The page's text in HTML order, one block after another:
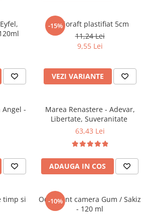
-15%
Biblioraft plastifiat 5cm
11,24 Lei
9,55 Lei
VEZI VARIANTE
-
Marea Renastere - Adevar,
Libertate, Suveranitate
63,43 Lei
ADAUGA IN COS
timp si
-10%
Odorizant camera Gum / Sakiz
- 120 ml